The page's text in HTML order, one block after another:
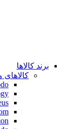
برند کالاها
کالاهای